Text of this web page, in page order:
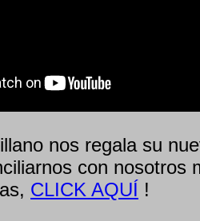
nos regala su
con nosotros
CLICK AQUÍ !